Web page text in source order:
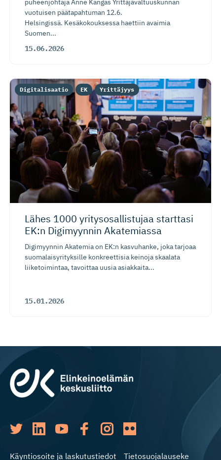
vuotuisen päätapahtuman 12.6.
Helsingissä. Kesäkokouksessa haettiin avaimia
Suomen...
15.06.2026
Lähes 1000 yritysosal­listujaa starttasi
EK:n Digimyynnin Akatemiassa
Digimyynnin Akatemia on EK:n kasvuhanke, joka tarjoaa
suomalaisyrityksille konkreettisia keinoja skaalata
liiketoimintaa, tavoittaa uusia asiakkaita...
15.01.2026
Digitalisaatio EK Yrittäjyys
Käyntiosoite ja laskutustiedot Tietosuojalauseke